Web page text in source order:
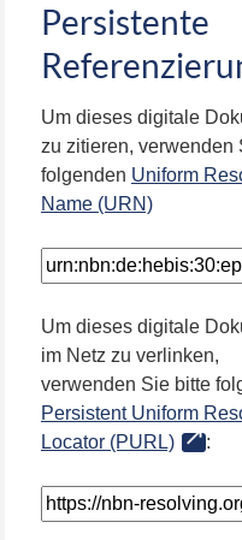
Persistente
Um dieses digitale
zu zitieren, verwenden
folgenden Uniform
Name (URN)
Um dieses digitale
im Netz zu verlinken,
verwenden Sie bitte
Persistent Uniform
Locator (PURL)
: